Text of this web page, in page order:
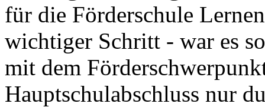
für die Förderschule
wichtiger Schritt - war es
mit dem
Hauptschulabschluss nur